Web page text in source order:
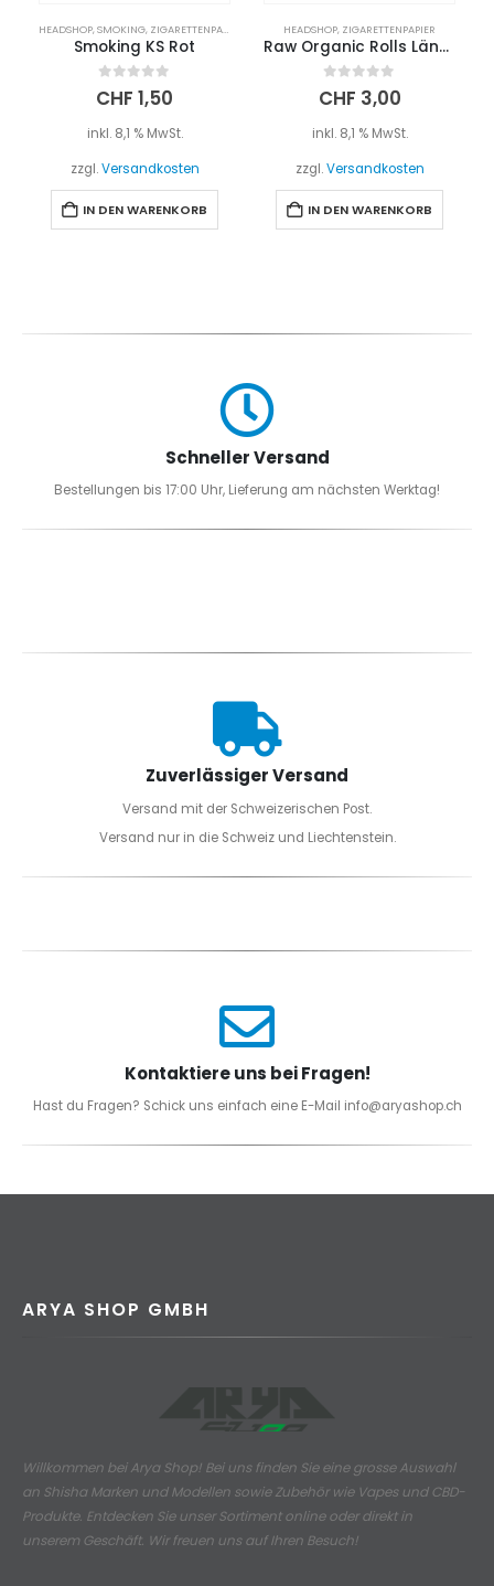
HEADSHOP,SMOKING, ZIGARETTENPAPIER
Smoking KS Rot
0out of 5
CHF 1,50
inkl. 8,1 % MwSt.
zzgl.Versandkosten
IN DEN WARENKORB
HEADSHOP, ZIGARETTENPAPIER
Raw Organic Rolls Länge 5m
0 out of 5
CHF 3,00
inkl. 8,1 % MwSt.
zzgl.Versandkosten
IN DEN WARENKORB
Schneller Versand
Bestellungen bis 17:00 Uhr, Lieferung am nächsten Werktag!
Zuverlässiger Versand
Versand mit der Schweizerischen Post.
Versand nur in die Schweiz und Liechtenstein.
Kontaktiere uns bei Fragen!
Hast du Fragen? Schick uns einfach eine E-Mail info@aryashop.ch
ARYA SHOP GMBH
Willkommen bei Arya Shop! Bei uns finden Sie eine grosse Auswahl
an Shisha Marken und Modellen sowie Zubehör wie Vapes und CBD-
Produkte. Entdecken Sie unser Sortiment online oder direkt in
unserem Geschäft. Wir freuen uns auf Ihren Besuch!